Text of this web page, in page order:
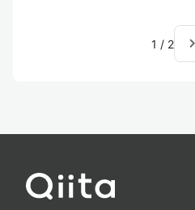
1 / 2 navigate_next